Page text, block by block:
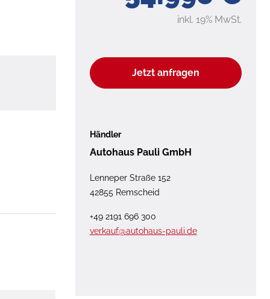
inkl. 19% MwSt.
Jetzt anfragen
Händler
Autohaus Pauli GmbH
Lenneper Straße 152
42855 Remscheid
+49 2191 696 300
verkauf@autohaus-pauli.de